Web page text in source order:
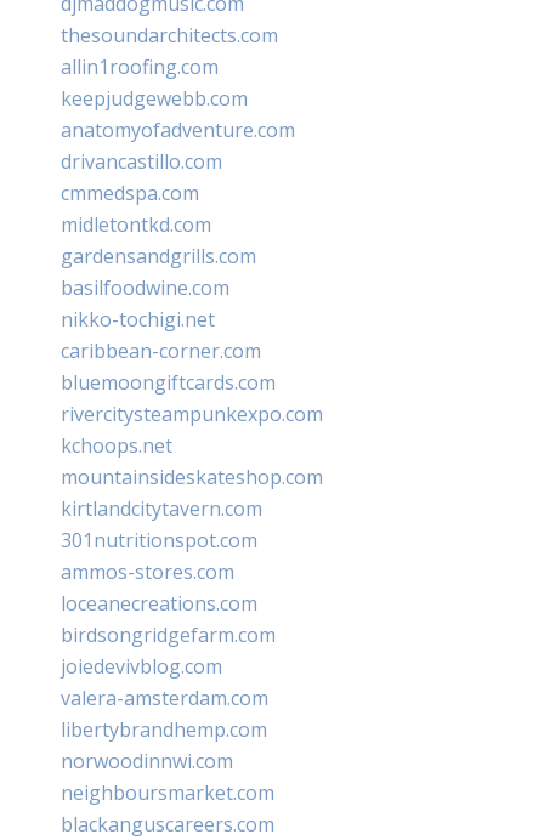
thesoundarchitects.com
allin1roofing.com
keepjudgewebb.com
anatomyofadventure.com
drivancastillo.com
cmmedspa.com
midletontkd.com
gardensandgrills.com
basilfoodwine.com
nikko-tochigi.net
caribbean-corner.com
bluemoongiftcards.com
rivercitysteampunkexpo.com
kchoops.net
mountainsideskateshop.com
kirtlandcitytavern.com
301nutritionspot.com
ammos-stores.com
loceanecreations.com
birdsongridgefarm.com
joiedevivblog.com
valera-amsterdam.com
libertybrandhemp.com
norwoodinnwi.com
neighboursmarket.com
blackanguscareers.com